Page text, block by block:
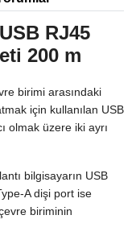
RJ45
200 m
birimi arasındaki
için kullanılan USB
olmak üzere iki ayrı
bilgisayarın USB
A dişi port ise
biriminin